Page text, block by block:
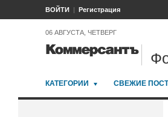
ВОЙТИ Регистрация
06 АВГУСТА, ЧЕТВЕРГ
КАТЕГОРИИ СВЕЖИЕ